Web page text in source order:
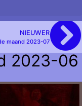
NIEUWER
maand 2023-07
2023-06